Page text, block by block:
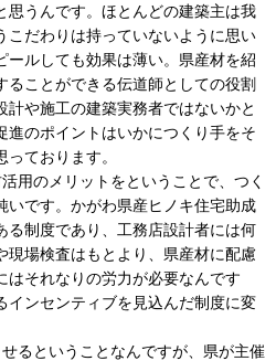
思うんです。ほとんどの建築主は我
こだわりは持っていないように思い
ールしても効果は薄い。県産材を紹
ことができる伝道師としての役割
計や施工の建築実務者ではないかと
進のポイントはいかにつくり手をそ
ております。
用のメリットをということで、つく
いです。かがわ県産ヒノキ住宅助成
る制度であり、工務店設計者には何
現場検査はもとより、県産材に配慮
はそれなりの労力が必要なんです
インセンティブを見込んだ制度に変
るということなんですが、県が主催